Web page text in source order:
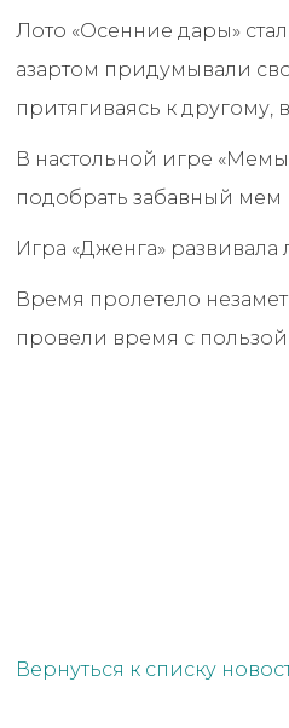
Лото «Осенние дары»
азартом придумывали
притягиваясь к другому,
В настольной игре
подобрать забавный
Игра «Дженга» развивала
Время пролетело
провели время с
Вернуться к списку